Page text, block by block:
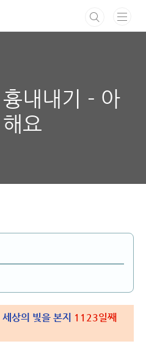
내내기 - 아
요
상의 빛을 본지 1123일째